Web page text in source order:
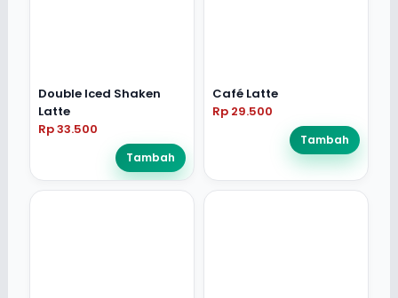
Double Iced Shaken
Latte
Rp 33.500
Tambah
Café Latte
Rp 29.500
Tambah